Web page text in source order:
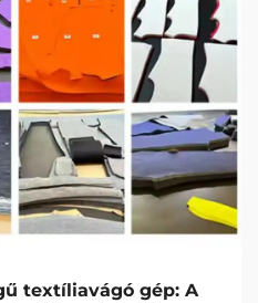
textíliavágó gép: A